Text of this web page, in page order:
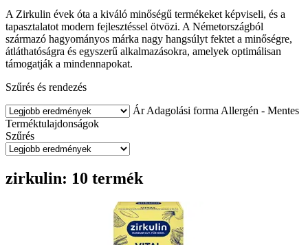
A Zirkulin évek óta a kiváló minőségű termékeket képviseli, és a
tapasztalatot modern fejlesztéssel ötvözi. A Németországból
származó hagyományos márka nagy hangsúlyt fektet a minőségre,
átláthatóságra és egyszerű alkalmazásokra, amelyek optimálisan
támogatják a mindennapokat.
Szűrés és rendezés
Ár Adagolási forma Allergén - Mentes
Terméktulajdonságok
Szűrés
zirkulin: 10 termék